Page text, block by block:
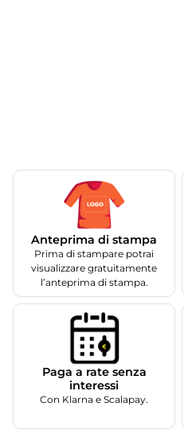
Anteprima di stampa
Prima di stampare potrai
visualizzare gratuitamente
l’anteprima di stampa.
Paga a rate senza
interessi
Con Klarna e Scalapay.